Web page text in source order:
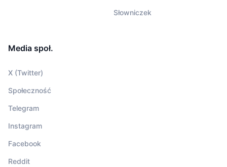
Słowniczek
Media społ.
X (Twitter)
Społeczność
Telegram
Instagram
Facebook
Reddit